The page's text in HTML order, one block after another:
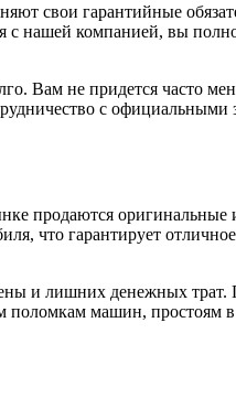
свои гарантийные
нашей компанией, вы
Вам не придется часто
с официальными
продаются
что гарантирует
и лишних денежных
машин, простоям в